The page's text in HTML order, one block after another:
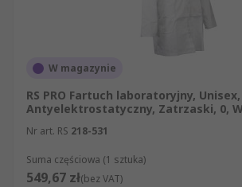
W magazynie
RS PRO Fartuch laboratoryjny, Unisex,
Antyelektrostatyczny, Zatrzaski, 0,
Nr art. RS 218-531
Suma częściowa (1 sztuka)
549,67 zł(bez VAT)